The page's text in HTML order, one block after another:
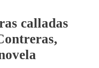
calladas